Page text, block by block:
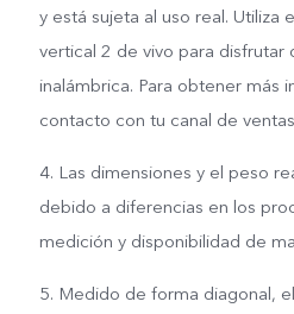
y está sujeta al uso real. Utiliza
vertical 2 de vivo para disfrutar
inalámbrica. Para obtener más
contacto con tu canal de
4. Las dimensiones y el peso
debido a diferencias en los
medición y disponibilidad de
5. Medido de forma diagonal,